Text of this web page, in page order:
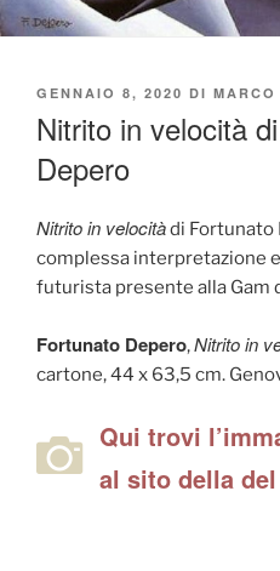
PUBBLICATO
GENNAIO 8, 2020 DI
Nitrito in velocità
Depero
Nitrito in velocitàdi Fortunato
complessa interpretazione
futurista presente alla Gam
Fortunato Depero,Nitrito in
cartone, 44 x 63,5 cm.
Qui trovi
al sito della del